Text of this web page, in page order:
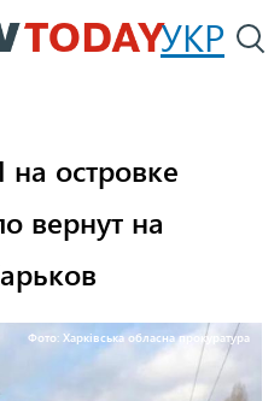
Перейти
к
УКР
островке
вернут на
Фото: Харківська обласна прокуратура